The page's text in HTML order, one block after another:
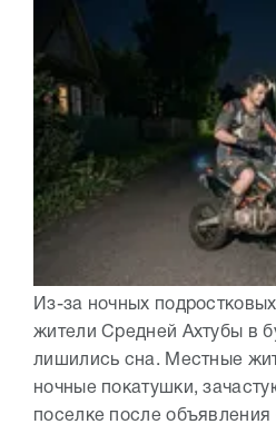
Из-за ночных
жители Средней Ахтубы в
лишились сна. Местные
ночные покатушки,
поселке после объявления